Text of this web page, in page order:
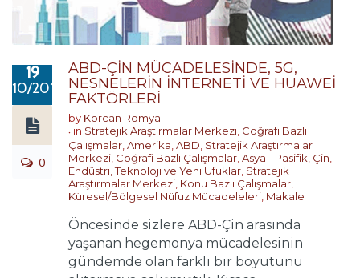
19
10/2019
0
ABD-ÇİN MÜCADELESİNDE, 5G,
NESNELERİN İNTERNETİ VE HUAWEİ
FAKTÖRLERİ
by Korcan Romya
in Stratejik Araştırmalar Merkezi Coğrafi Bazlı
Çalışmalar Amerika ABD Stratejik Araştırmalar
Merkezi Coğrafi Bazlı Çalışmalar Asya - Pasifik Çin
Endüstri, Teknoloji ve Yeni Ufuklar Stratejik
Araştırmalar Merkezi Konu Bazlı Çalışmalar
Küresel/Bölgesel Nüfuz Mücadeleleri Makale
Öncesinde sizlere ABD-Çin arasında
yaşanan hegemonya mücadelesinin
gündemde olan farklı bir boyutunu